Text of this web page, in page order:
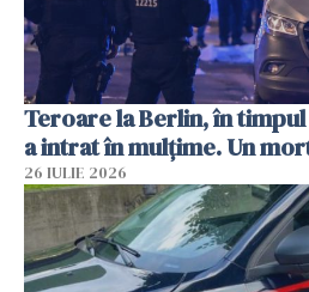
Teroare la Berlin, în
a intrat în mulțime. Un
26 IULIE 2026